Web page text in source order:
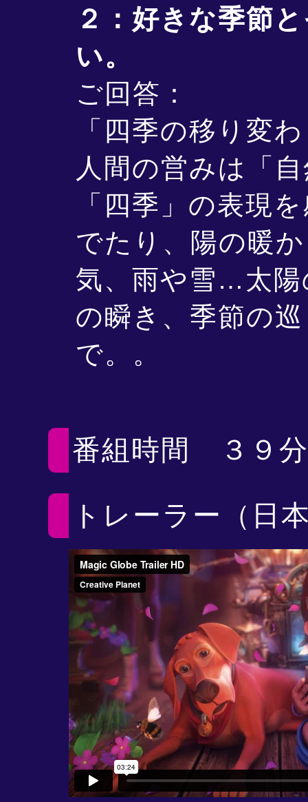
２：好きな季節
い。
ご回答：
「四季の移り変
人間の営みは「
「四季」の表現
でたり、陽の暖
気、雨や雪…太陽
の瞬き、季節の
で。。
番組時間 ３９
トレーラー（日